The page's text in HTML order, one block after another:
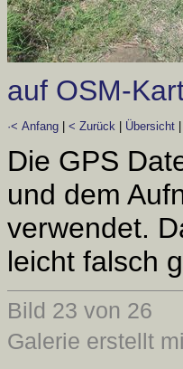
auf OSM-
·< Anfang < Zurück Übersicht
Die GPS
und dem
verwendet.
leicht falsch
Bild 23 von 26
Galerie erstellt